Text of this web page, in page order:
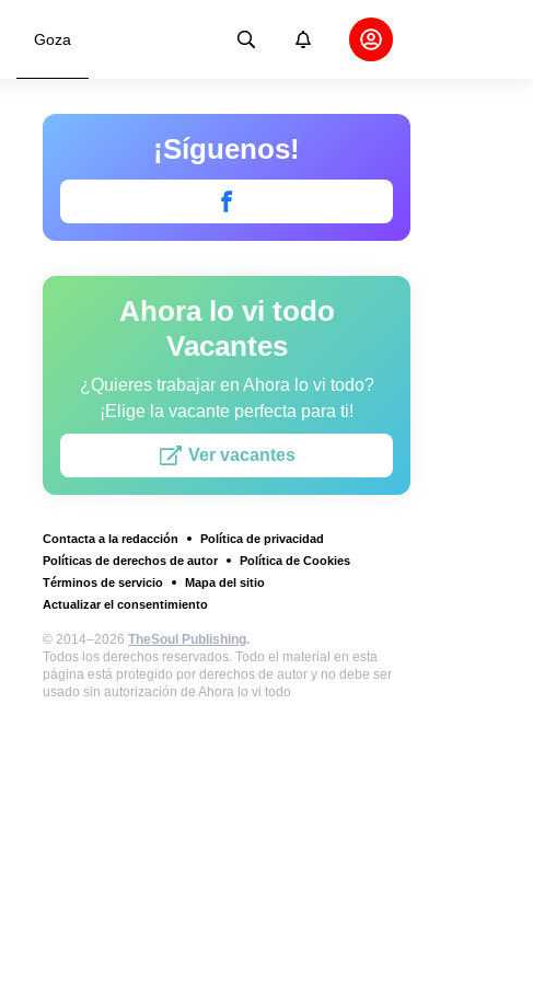
Goza
¡Síguenos!
Ahora lo vi todo
Vacantes
¿Quieres trabajar en Ahora lo vi todo?
¡Elige la vacante perfecta para ti!
Ver vacantes
Contacta a la redacción
Política de privacidad
Políticas de derechos de autor
Política de Cookies
Términos de servicio
Mapa del sitio
Actualizar el consentimiento
© 2014–2026 TheSoul Publishing.
Todos los derechos reservados. Todo el material en esta
página está protegido por derechos de autor y no debe ser
usado sin autorización de Ahora lo vi todo